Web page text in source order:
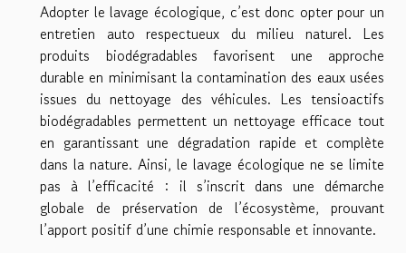
Adopter le lavage écologique, c’est donc opter pour un
entretien auto respectueux du milieu naturel. Les
produits biodégradables favorisent une approche
durable en minimisant la contamination des eaux usées
issues du nettoyage des véhicules. Les tensioactifs
biodégradables permettent un nettoyage efficace tout
en garantissant une dégradation rapide et complète
dans la nature. Ainsi, le lavage écologique ne se limite
pas à l’efficacité : il s’inscrit dans une démarche
globale de préservation de l’écosystème, prouvant
l’apport positif d’une chimie responsable et innovante.